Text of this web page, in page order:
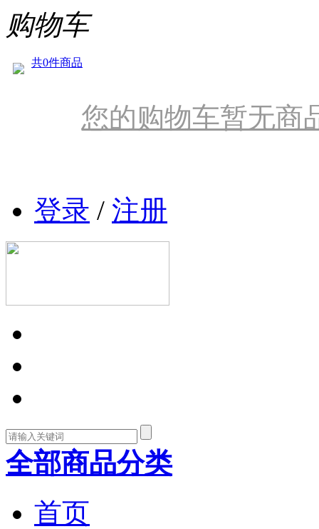
购物车
共0件商品
您的购物车暂无商
登录 / 注册
全部商品分类
首页